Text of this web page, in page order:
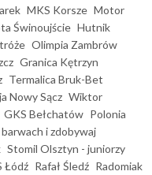
MKS Korsze Motor
Świnoujście Hutnik
Olimpia Zambrów
Granica Kętrzyn
Termalica Bruk-Bet
Nowy Sącz Wiktor
GKS Bełchatów Polonia
i zdobywaj
Stomil Olsztyn - juniorzy
Łódź Rafał Śledź Radomiak